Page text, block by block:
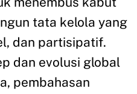
tata kelola yang
dan partisipatif.
dan evolusi global
pembahasan